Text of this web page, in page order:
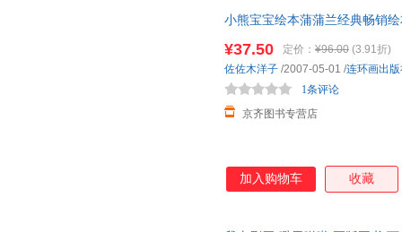
小熊宝宝绘本蒲蒲兰经典畅销
¥37.50 定价： ¥96.00 (3.91折)
京齐图书专营店
1条评论
佐佐木洋子 /2007-05-01 /连环画出
加入购物车 收藏